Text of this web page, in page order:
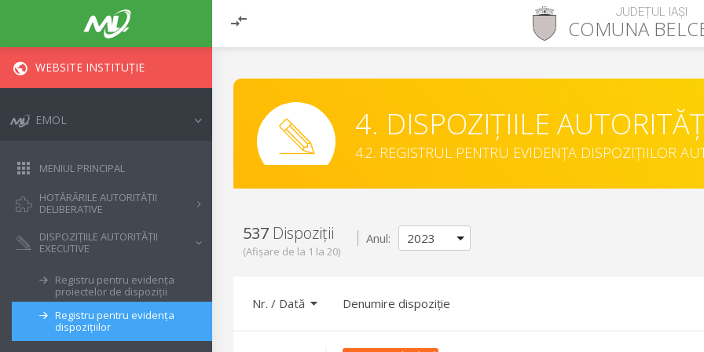
JUDEȚUL IAȘI
COMUNA
WEBSITE INSTITUȚIE
EMOL
MENIUL PRINCIPAL
HOTĂRÂRILE AUTORITĂȚII
DELIBERATIVE
DISPOZIȚIILE AUTORITĂȚII
EXECUTIVE
Registru pentru evidența
proiectelor de dispoziții
Registru pentru evidența
dispozițiilor
4. DISPOZIȚIILE
4.2. REGISTRUL PENTRU EVIDENȚA DISPOZIȚIILOR
537 Dispoziții
(Afișare de la 1 la 20)
Anul:
Nr. / Dată Denumire dispoziție